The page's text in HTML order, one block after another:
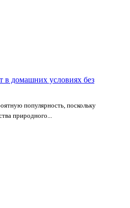
в домашних условиях без
популярность, поскольку
природного...